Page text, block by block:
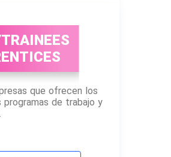
que ofrecen los
programas de trabajo y